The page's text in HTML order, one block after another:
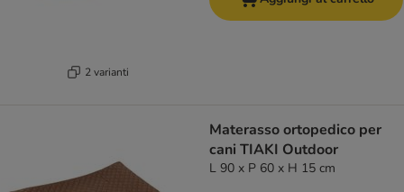
2 varianti
Materasso ortopedico per
cani TIAKI Outdoor
L 90 x P 60 x H 15 cm